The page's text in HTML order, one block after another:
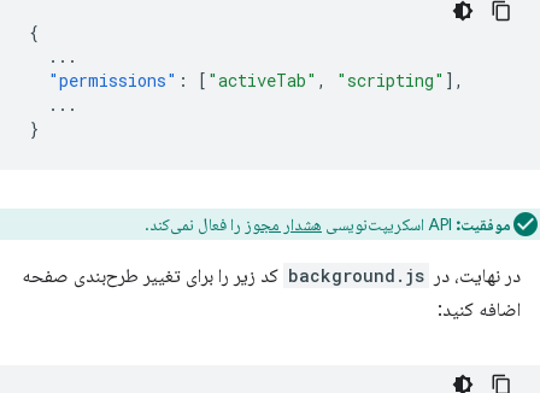
{
...
"permissions" : [ "activeTab" , "scripting" ],
...
}
موفقیت: API اسکریپت‌نویسی هشدار مجوز را فعال نمی‌کند.
در نهایت، در background.js کد زیر را برای تغییر طرح‌بندی صفحه
اضافه کنید: